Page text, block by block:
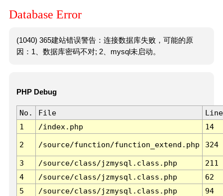
Database Error
(1040) 365建站错误警告：连接数据库失败，可能的原
因：1、数据库密码不对; 2、mysql未启动。
PHP Debug
No. File
Line
1
/index.php 14
2 /source/function/function_extend.php 324
3 /source/class/jzmysql.class.php
211
4
/source/class/jzmysql.class.php
62
5
/source/class/jzmysql.class.php
94